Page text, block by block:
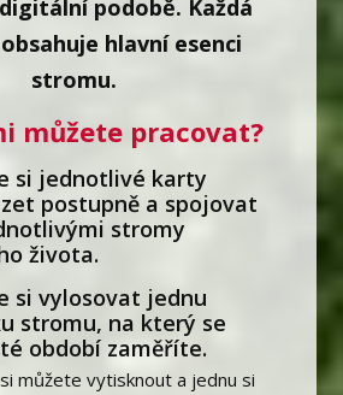
podobě. Každá
hlavní esenci
stromu.
můžete pracovat?
si jednotlivé karty
postupně a spojovat
stromy
života.
si vylosovat jednu
stromu, na který se
období zaměříte.
můžete vytisknout a jednu si